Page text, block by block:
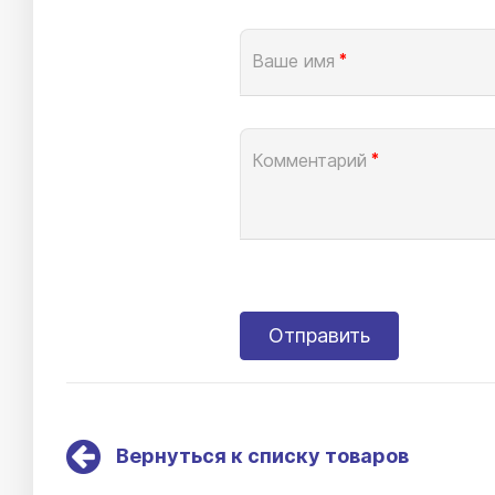
Ваше имя *
Комментарий *
Вернуться к списку товаров